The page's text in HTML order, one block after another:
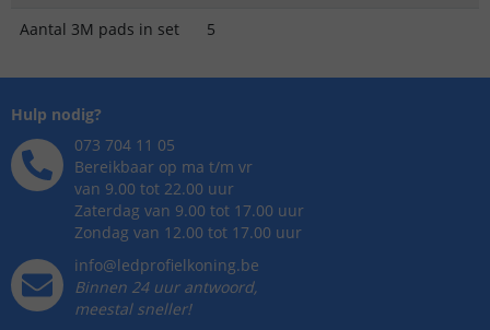
Aantal 3M pads in set 5
Hulp nodig?
073 704 11 05
Bereikbaar op ma t/m vr
van 9.00 tot 22.00 uur
Zaterdag van 9.00 tot 17.00 uur
Zondag van 12.00 tot 17.00 uur
info@ledprofielkoning.be
Binnen 24 uur antwoord,
meestal sneller!